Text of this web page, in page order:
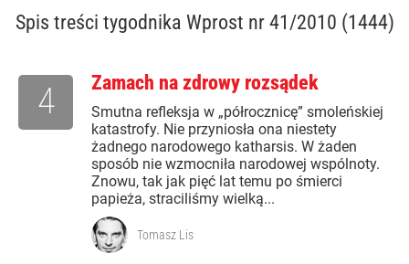
Spis treści tygodnika Wprost nr 41/2010 (1444)
Zamach na zdrowy rozsądek
Smutna refleksja w „półrocznicę” smoleńskiej
katastrofy. Nie przyniosła ona niestety
żadnego narodowego katharsis. W żaden
sposób nie wzmocniła narodowej wspólnoty.
Znowu, tak jak pięć lat temu po śmierci
papieża, straciliśmy wielką...
4
Tomasz Lis